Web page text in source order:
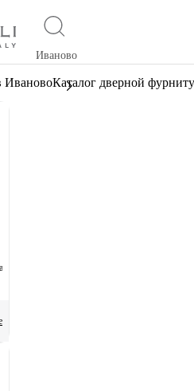
Иваново
ИвановоКаталог дверной
на квадратной розетке